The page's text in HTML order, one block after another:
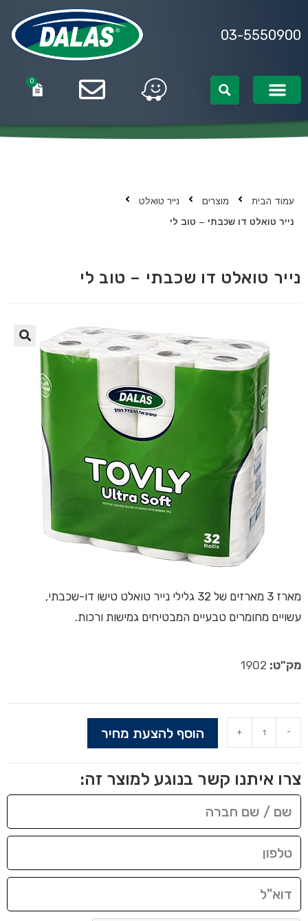
03-5550900
0
עמוד הבית מוצרים
נייר טואלט
נייר טואלט דו שכבתי – טוב לי
נייר טואלט דו שכבתי – טוב לי
מארז 3 מארזים של 32 גלילי נייר טואלט טישו דו-שכבתי,
עשויים מחומרים טבעיים המבטיחים גמישות ורכות.
מק"ט: 1902
-
+ הוסף להצעת מחיר
צרו איתנו קשר בנוגע למוצר זה: